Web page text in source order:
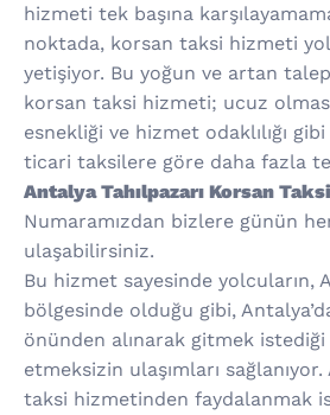
hizmeti tek başına
noktada, korsan taksi hizmeti
yetişiyor. Bu yoğun ve artan talep
korsan taksi hizmeti; ucuz
esnekliği ve hizmet odaklılığı
ticari taksilere göre daha fazla
Antalya Tahılpazarı Korsan
Numaramızdan bizlere günün
ulaşabilirsiniz.
Bu hizmet sayesinde yolcuların,
bölgesinde olduğu gibi, Antalya’da
önünden alınarak gitmek istediği
etmeksizin ulaşımları
taksi hizmetinden faydalanmak